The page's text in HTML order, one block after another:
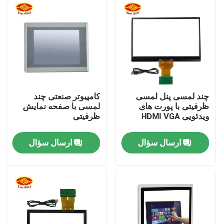
دربارهی ما
کارخانه تور
کنترل کیفیت
تماس با ما
اخبار
درخواست نقل قول
صفحه نمایش را لمس کنید
چند لمسی پنل لمسی
ظرفیتی با پورت های
ویدئویی HDMI VGA
ارسال سؤال
کامپیوتر صنعتی چند
لمسی با صفحه نمایش
ظرفیتی
ارسال سؤال